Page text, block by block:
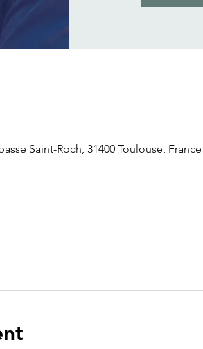
Saint-Roch, 31400 Toulouse, France